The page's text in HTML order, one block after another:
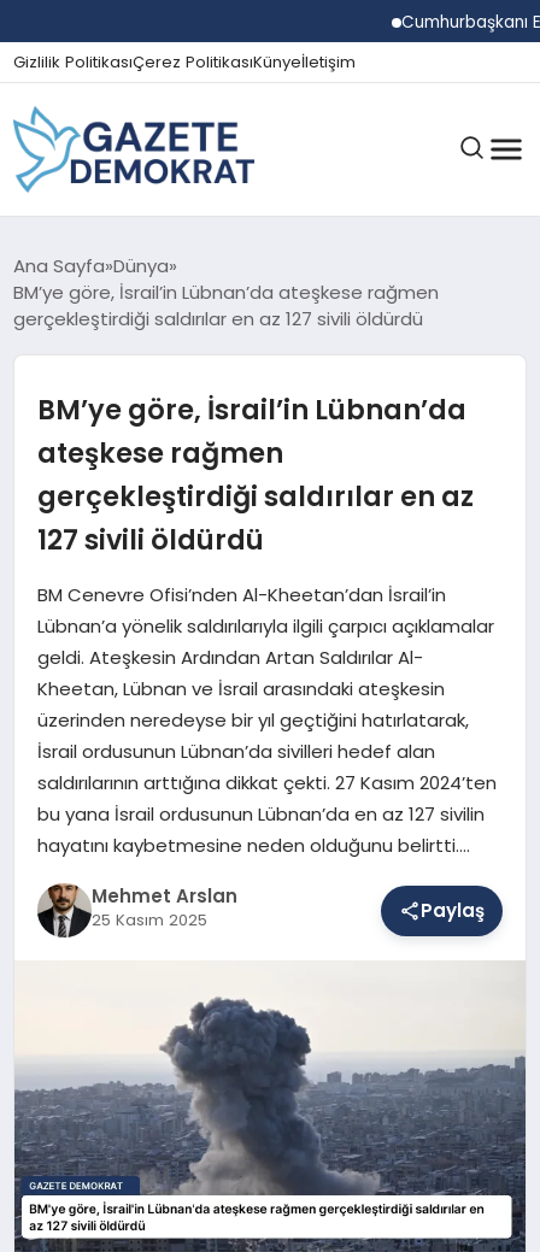
Cumhurbaşkanı
Gizlilik PolitikasıÇerez PolitikasıKünyeİletişim
GÜNDEM
EKONOMI
SPOR
MAGAZIN
SAĞLIK
EĞITIM
YAŞAM
Ana Sayfa Dünya
BM’ye göre, İsrail’in Lübnan’da ateşkese rağmen
gerçekleştirdiği saldırılar en az 127 sivili öldürdü
BM’ye göre, İsrail’in Lübnan’da
ateşkese rağmen
gerçekleştirdiği saldırılar en az
127 sivili öldürdü
BM Cenevre Ofisi’nden Al-Kheetan’dan İsrail’in
Lübnan’a yönelik saldırılarıyla ilgili çarpıcı açıklamalar
geldi. Ateşkesin Ardından Artan Saldırılar Al-
Kheetan, Lübnan ve İsrail arasındaki ateşkesin
üzerinden neredeyse bir yıl geçtiğini hatırlatarak,
İsrail ordusunun Lübnan’da sivilleri hedef alan
saldırılarının arttığına dikkat çekti. 27 Kasım 2024’ten
bu yana İsrail ordusunun Lübnan’da en az 127 sivilin
hayatını kaybetmesine neden olduğunu belirtti….
Mehmet Arslan
25 Kasım 2025 Paylaş